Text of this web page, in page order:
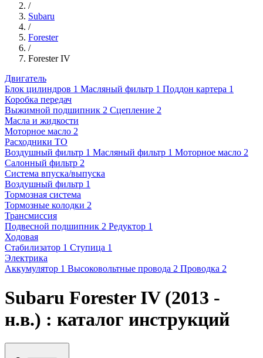
/
Subaru
/
Forester
/
Forester IV
Двигатель
Блок цилиндров 1 Масляный фильтр 1 Поддон картера 1
Коробка передач
Выжимной подшипник 2 Сцепление 2
Масла и жидкости
Моторное масло 2
Расходники ТО
Воздушный фильтр 1 Масляный фильтр 1 Моторное масло 2
Салонный фильтр 2
Система впуска/выпуска
Воздушный фильтр 1
Тормозная система
Тормозные колодки 2
Трансмиссия
Подвесной подшипник 2 Редуктор 1
Ходовая
Стабилизатор 1 Ступица 1
Электрика
Аккумулятор 1 Высоковольтные провода 2 Проводка 2
Subaru Forester IV (2013 -
н.в.) : каталог инструкций